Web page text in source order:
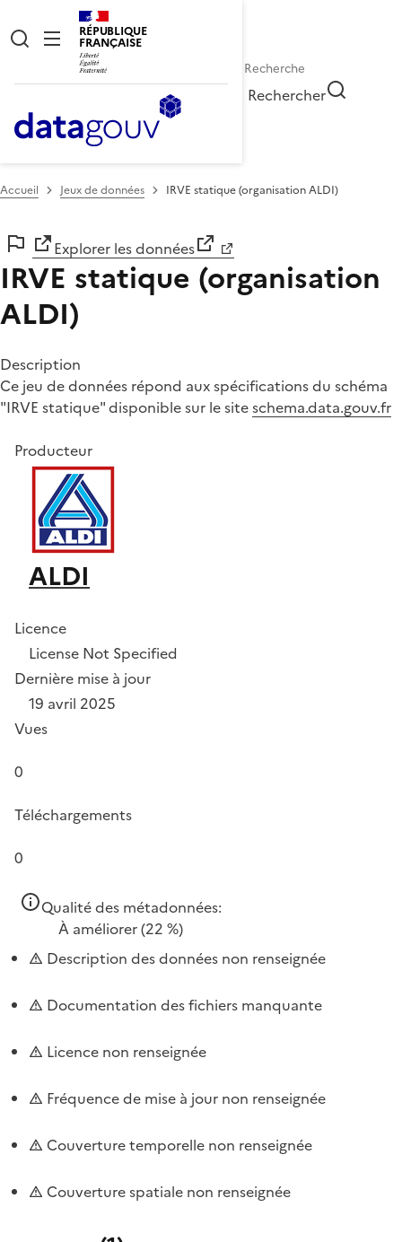
RÉPUBLIQUE
FRANÇAISE
Rechercher
Accueil Jeux de données IRVE statique (organisation ALDI)
Explorer les données
IRVE statique (organisation
ALDI)
Description
Ce jeu de données répond aux spécifications du schéma
"IRVE statique" disponible sur le siteschema.data.gouv.fr
Producteur
ALDI
Licence
License Not Specified
Dernière mise à jour
19 avril 2025
Vues
0
Téléchargements
0
Qualité des métadonnées:
À améliorer(22 %)
Description des données non renseignée
Documentation des fichiers manquante
Licence non renseignée
Fréquence de mise à jour non renseignée
Couverture temporelle non renseignée
Couverture spatiale non renseignée